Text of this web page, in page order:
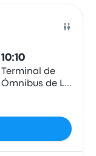
10:10
Terminal de
Ómnibus de La